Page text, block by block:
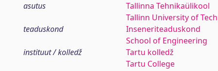
asutus
Tallinna Tehnikaülikool
Tallinn University of
teaduskond
Inseneriteaduskond
School of Engineering
instituut / kolledž
Tartu kolledž
Tartu College